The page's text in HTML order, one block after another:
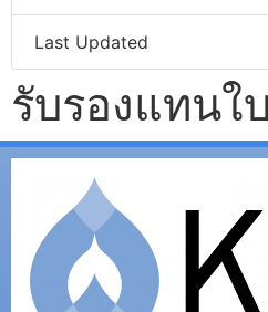
Last Updated
รับรองแทนใ